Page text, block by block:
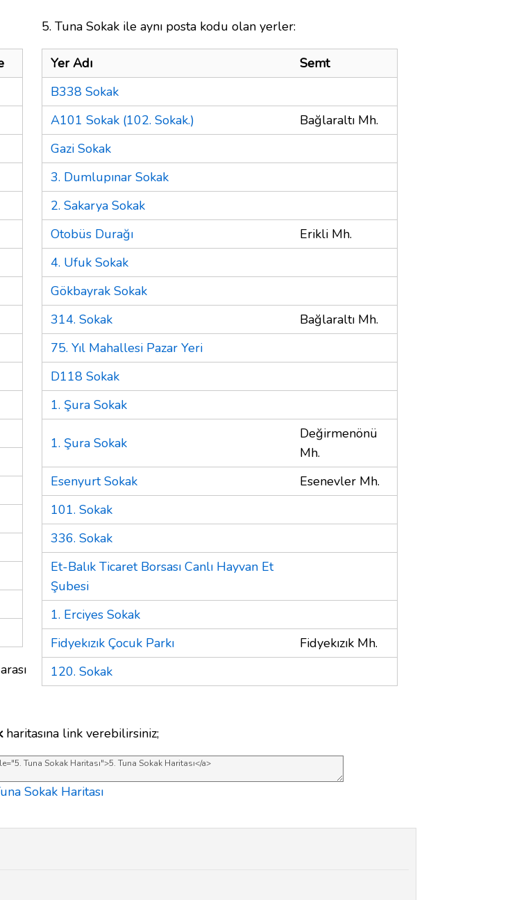
5. Tuna Sokak ile aynı posta kodu olan yerler:
Yer Adı
Semt
B338 Sokak
A101 Sokak (102. Sokak.)
Bağlaraltı Mh.
Gazi Sokak
3. Dumlupınar Sokak
2. Sakarya Sokak
Otobüs Durağı
Erikli Mh.
4. Ufuk Sokak
Gökbayrak Sokak
314. Sokak
Bağlaraltı Mh.
75. Yıl Mahallesi Pazar Yeri
D118 Sokak
1. Şura Sokak
1. Şura Sokak
Değirmenönü
Mh.
Esenyurt Sokak
Esenevler Mh.
101. Sokak
336. Sokak
Et-Balık Ticaret Borsası Canlı Hayvan Et
Şubesi
1. Erciyes Sokak
Fidyekızık Çocuk Parkı
Fidyekızık Mh.
120. Sokak
haritasına link verebilirsiniz;
Sokak Haritası